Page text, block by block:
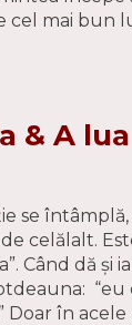
cel mai bun
& A lua
se întâmplă,
celălalt.
Când dă și
Doar în